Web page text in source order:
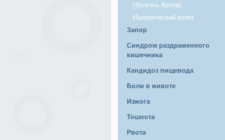
(болезнь Крона)
Ишемический колит
Запор
Синдром раздраженного
кишечника
Кандидоз пищевода
Боли в животе
Изжога
Тошнота
Рвота